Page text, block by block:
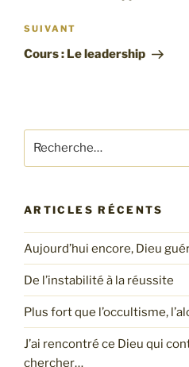
SUIVANT
Cours : Le leadership
ARTICLES RÉCENTS
Aujourd’hui encore, Dieu
De l’instabilité à la réussite
Plus fort que l’occultisme,
J’ai rencontré ce Dieu qui
chercher…